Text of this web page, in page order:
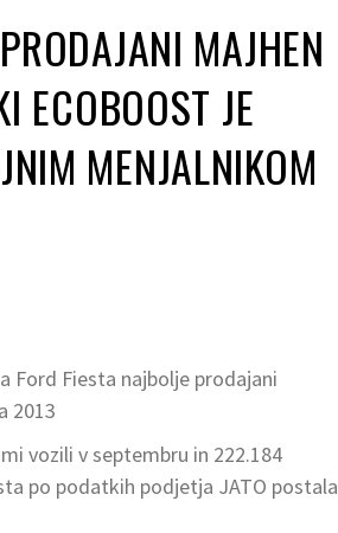
MAJHEN
ECOBOOST JE
MENJALNIKOM
Ford Fiesta najbolje prodajani
2013
vozili v septembru in 222.184
po podatkih podjetja JATO postala